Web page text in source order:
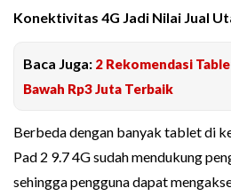
Konektivitas 4G Jadi Nilai Jual
Baca Juga: 2 Rekomendasi
Bawah Rp3 Juta Terbaik
Berbeda dengan banyak tablet di
Pad 2 9.7 4G sudah mendukung
sehingga pengguna dapat